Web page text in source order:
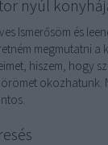
nyúl
Ismerősöm és
megmutatni a
hiszem, hogy
okozhatunk.